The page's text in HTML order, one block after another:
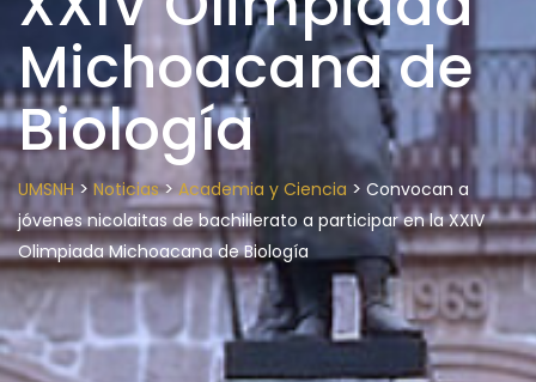
Michoacana de
Biología
UMSNH> Noticias>Academia y Ciencia > Convocan a
jóvenes nicolaitas de bachillerato a participar en la XXIV
Olimpiada Michoacana de Biología